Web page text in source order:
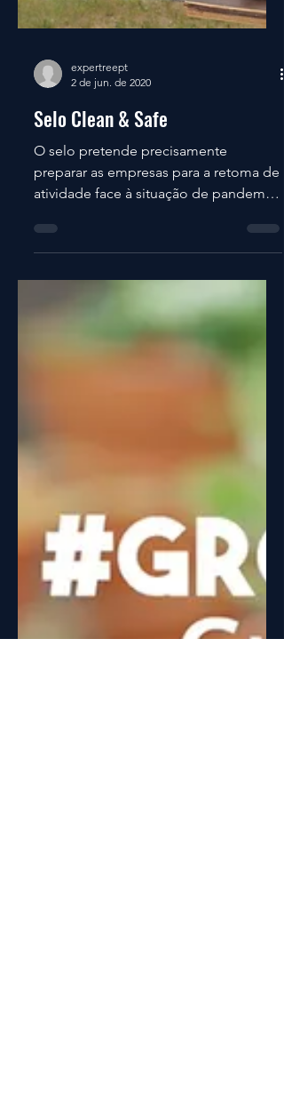
Selo Clean & Safe
preparar as empresas para a retoma de
atividade face à situação de pandemia
COVID-19.